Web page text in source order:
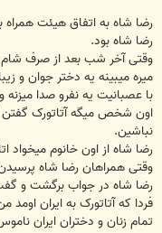
رضا شاه به اتفاق هیئت همراه
رضا شاه بود.
وقتی آخر شب بعد از صرف
میره میبینه یه دختر جوان و
با عصبانیت یه نفرو صدا میزنه
اون شخص میگه آتاتورک گفتن
نباشین.
رضا شاه از اون خانوم میخواد
وقتی همراهان رضا شاه پرسیدن
رضا شاه در جواب برگشت و
فردا که آتاتورک به ایران
تمام زنان و دختران ایران